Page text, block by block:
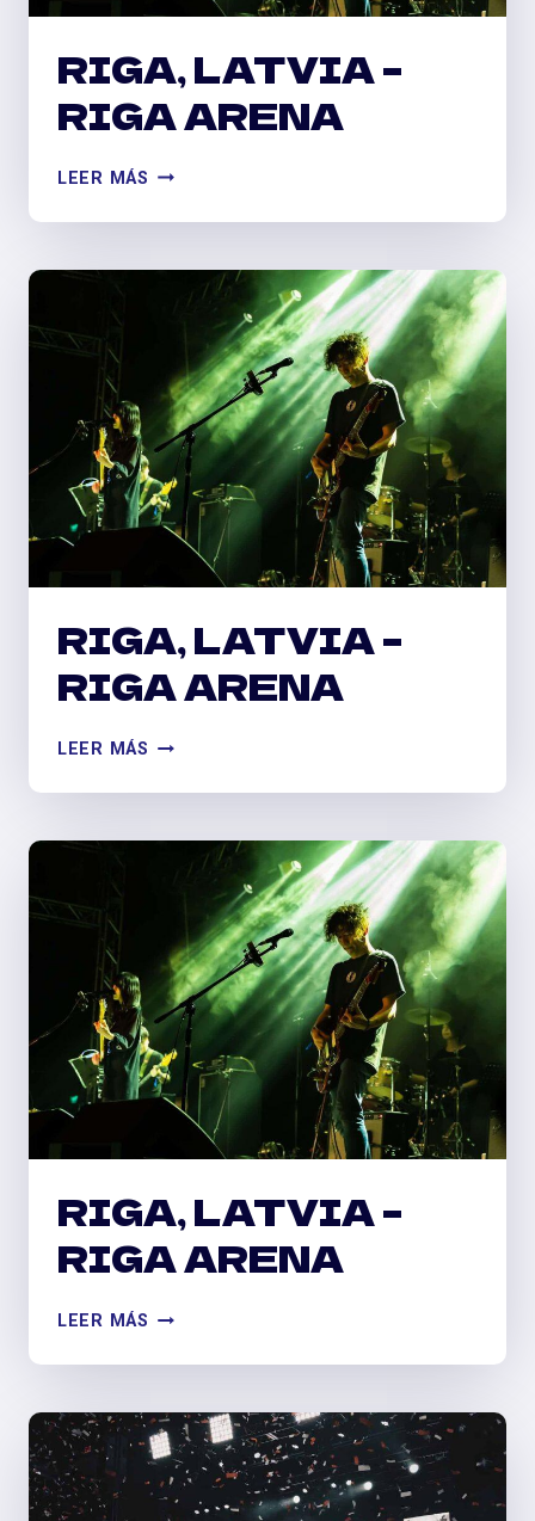
RIGA, LATVIA –
RIGA ARENA
LEER MÁS RIGA,
–
ARENA
RIGA, LATVIA –
RIGA ARENA
LEER MÁS RIGA,
–
ARENA
RIGA, LATVIA –
RIGA ARENA
LEER MÁS RIGA,
–
ARENA